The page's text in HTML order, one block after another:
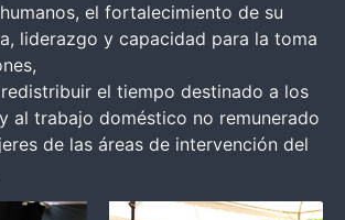
el fortalecimiento de su
liderazgo y capacidad para la toma
el tiempo destinado a los
al trabajo doméstico no remunerado
de las áreas de intervención del